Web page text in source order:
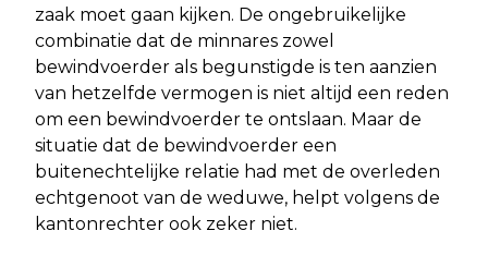
zaak moet gaan kijken. De ongebruikelijke
combinatie dat de minnares zowel
bewindvoerder als begunstigde is ten aanzien
van hetzelfde vermogen is niet altijd een reden
om een bewindvoerder te ontslaan. Maar de
situatie dat de bewindvoerder een
buitenechtelijke relatie had met de overleden
echtgenoot van de weduwe, helpt volgens de
kantonrechter ook zeker niet.